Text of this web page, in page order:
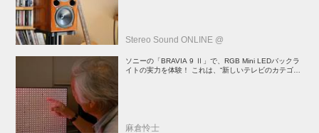
Stereo Sound ONLINE @
ソニーの「BRAVIA 9 Ⅱ」で、RGB Mini LEDバックラ
イトの実力を体験！ これは、“新しいテレビのカテゴリ
麻倉怜士